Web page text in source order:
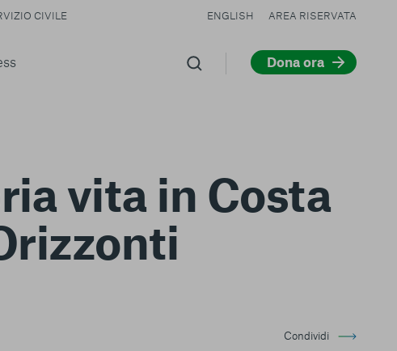
Dona ora
CIVILE ENGLISH AREA RISERVATA
vita in Costa
Condividi